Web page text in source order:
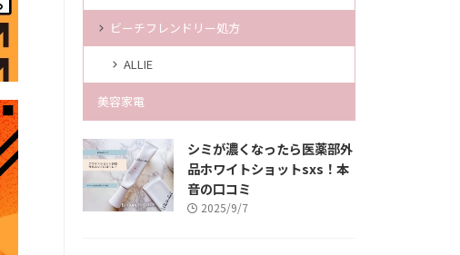
ビーチフレンドリー処方
ALLIE
美容家電
シミが濃くなったら医薬部外
品ホワイトショットsxs！本
音の口コミ
2025/9/7